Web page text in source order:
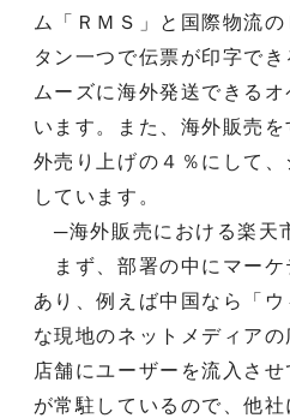
ム「ＲＭＳ」と国際物流
タン一つで伝票が印字で
ムーズに海外発送できる
います。また、海外販売
外売り上げの４％にして
しています。
─海外販売における楽天
まず、部署の中にマーケ
あり、例えば中国なら「
な現地のネットメディア
店舗にユーザーを流入さ
が常駐しているので、他